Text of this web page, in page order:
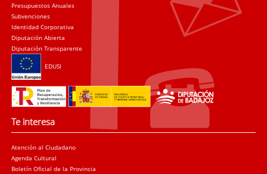
Presupuestos Anuales
Subvenciones
Identidad Corporativa
Diputación Abierta
Diputación Transparente
EDUSI
Te interesa
Atención al Ciudadano
Agenda Cultural
Boletín Oficial de la Provincia